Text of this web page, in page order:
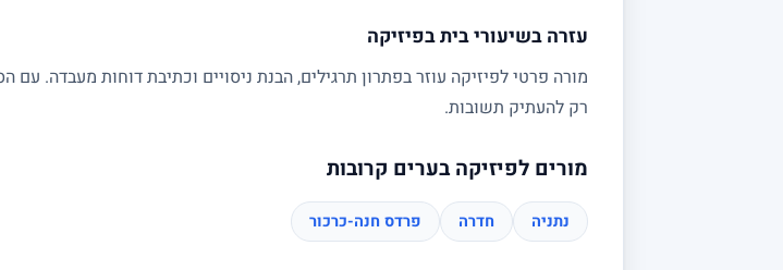
עזרה בשיעורי בית בפיזיקה
מורה פרטי לפיזיקה עוזר בפתרון תרגילים, הבנת ניסויים וכתיבת דוחות מעבדה.
רק להעתיק תשובות.
מורים לפיזיקה בערים קרובות
נתניה חדרה פרדס חנה-כרכור